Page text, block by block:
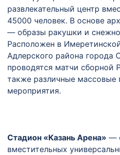
развлекательный центр
45000 человек. В основе
— образы ракушки и
Расположен в
Адлерского района города
проводятся матчи сборной
также различные массовые
мероприятия.
Стадион «Казань Арена» —
вместительных